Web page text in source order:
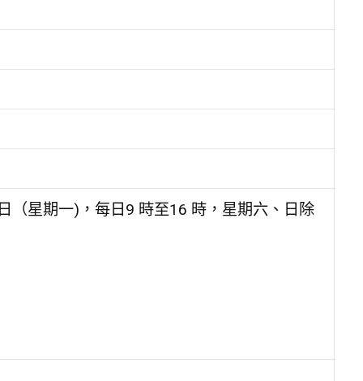
（星期一)，每日9 時至16 時，星期六、日除